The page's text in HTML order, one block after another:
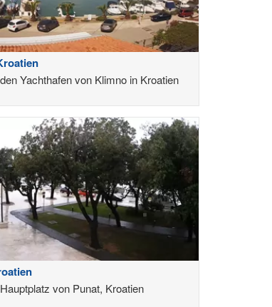
Yachthafen von Klimno in Kroatien
von Punat, Kroatien